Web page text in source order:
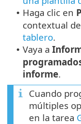
• Haga clic en
contextual
tablero.
• Vaya a
informe.
Cuando
múltiples
en la tarea